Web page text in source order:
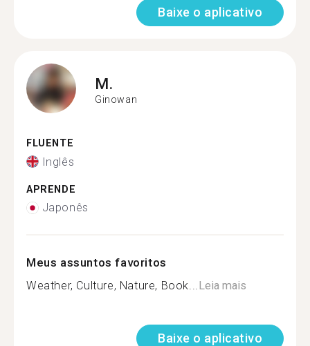
Baixe o aplicativo
M.
Ginowan
FLUENTE
Inglês
APRENDE
Japonês
Meus assuntos favoritos
Weather, Culture, Nature, Book...Leia mais
Baixe o aplicativo